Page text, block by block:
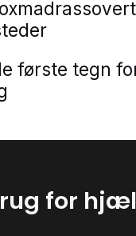
første tegn
for